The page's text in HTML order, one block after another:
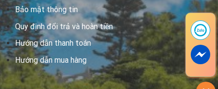
Bảo mật thông tin
Quy định đổi trả và hoàn tiền
Hướng dẫn thanh toán
Hướng dẫn mua hàng